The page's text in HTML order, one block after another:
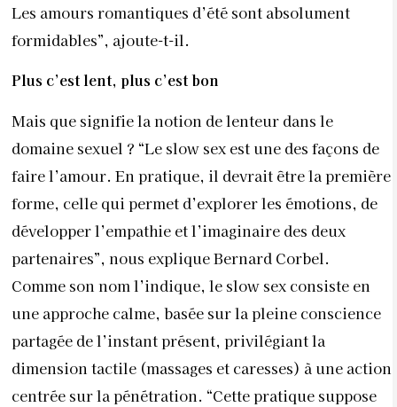
Les amours romantiques d’été sont absolument
formidables”, ajoute-t-il.
Plus c’est lent, plus c’est bon
Mais que signifie la notion de lenteur dans le
domaine sexuel ? “Le slow sex est une des façons de
faire l’amour. En pratique, il devrait être la première
forme, celle qui permet d’explorer les émotions, de
développer l’empathie et l’imaginaire des deux
partenaires”, nous explique Bernard Corbel.
Comme son nom l’indique, le slow sex consiste en
une approche calme, basée sur la pleine conscience
partagée de l’instant présent, privilégiant la
dimension tactile (massages et caresses) à une action
centrée sur la pénétration. “Cette pratique suppose